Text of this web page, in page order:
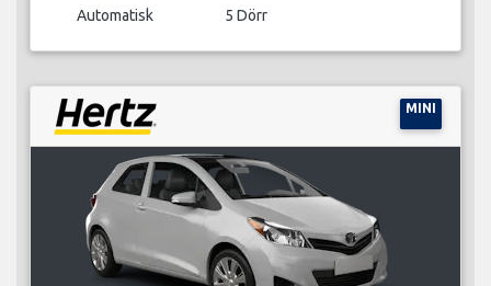
Automatisk 5 Dörr
MINI